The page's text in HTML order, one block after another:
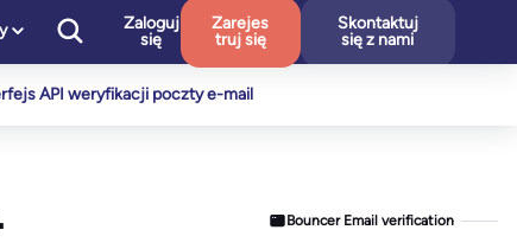
Zaloguj
się
Zarejes
truj się
Skontaktuj
się z nami
API weryfikacji poczty e-mail
Bouncer Email verification